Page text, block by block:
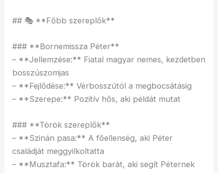
## 🎭 **Főbb szereplők**
### **Bornemissza Péter**
– **Jellemzése:** Fiatal magyar nemes, kezdetben
bosszúszomjas
– **Fejlődése:** Vérbosszútól a megbocsátásig
– **Szerepe:** Pozitív hős, aki példát mutat
### **Török szereplők**
– **Szinán pasa:** A főellenség, aki Péter
családját meggyilkoltatta
– **Musztafa:** Török barát, aki segít Péternek